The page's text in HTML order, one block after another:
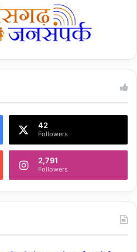
42
Followers
2,791
Followers